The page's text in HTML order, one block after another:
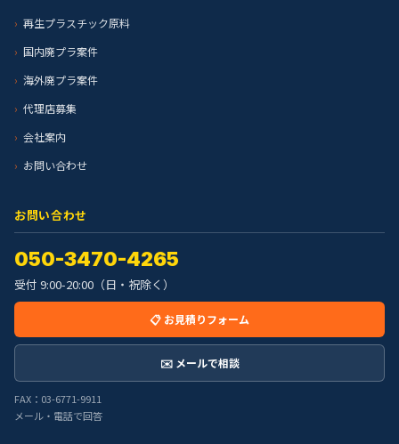
再生プラスチック原料
国内廃プラ案件
海外廃プラ案件
代理店募集
会社案内
お問い合わせ
お問い合わせ
050-3470-4265
受付 9:00-20:00（日・祝除く）
📋 お見積りフォーム
✉️ メールで相談
FAX：03-6771-9911
メール・電話で回答